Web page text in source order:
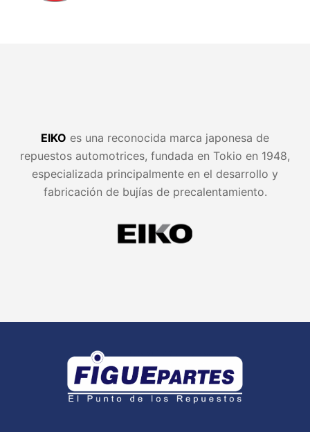
EIKO es una reconocida marca japonesa de
repuestos automotrices, fundada en Tokio en 1948,
especializada principalmente en el desarrollo y
fabricación de bujías de precalentamiento.